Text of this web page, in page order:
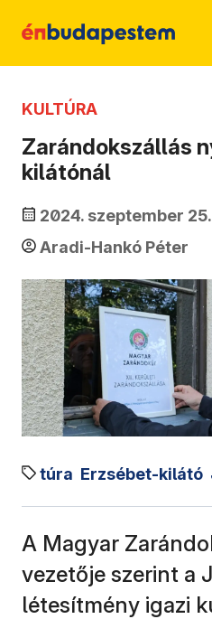
KULTÚRA
Zarándokszállás
kilátónál
2024. szeptember 25.
Aradi-Hankó Péter
túra Erzsébet-kilátó
A Magyar
vezetője szerint a
létesítmény igazi